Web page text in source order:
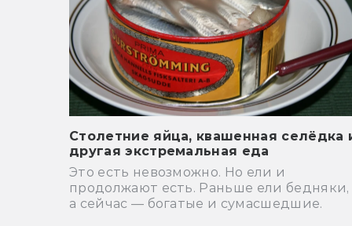
Столетние яйца, квашенная селёдка
другая экстремальная еда
Это есть невозможно. Но ели и
продолжают есть. Раньше ели бедняки,
а сейчас — богатые и сумасшедшие.